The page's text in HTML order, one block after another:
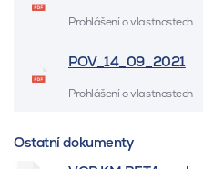
Prohlášení o vlastnostech
POV_14_09_2021
Prohlášení o vlastnostech
Ostatní dokumenty